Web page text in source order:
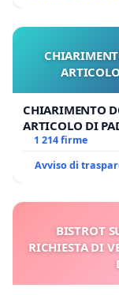
CHIARIMENTO
ARTICOLO DI
1 214 firme
Avviso di
BISTROT
RICHIESTA DI